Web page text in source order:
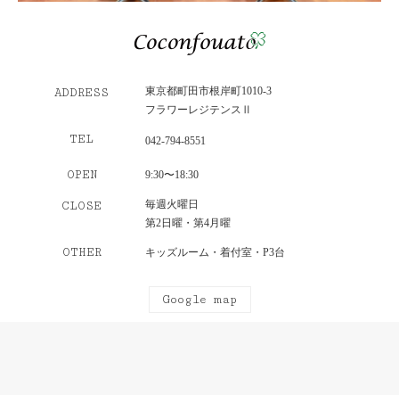
ADDRESS
東京都町田市根岸町1010-3
フラワーレジテンスⅡ
TEL 042-794-8551
OPEN 9:30〜18:30
CLOSE
毎週火曜日
第2日曜・第4月曜
OTHER キッズルーム・着付室・P3台
Google map